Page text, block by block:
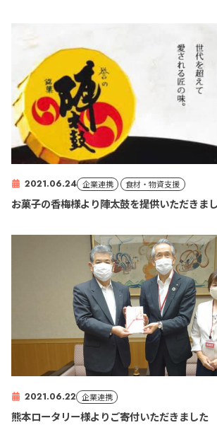
2021.06.24 企業連携 食材・物資支援
お菓子の香梅様より陣太鼓を提供いただきま
2021.06.22 企業連携
熊本ロータリー様よりご寄付いただきました